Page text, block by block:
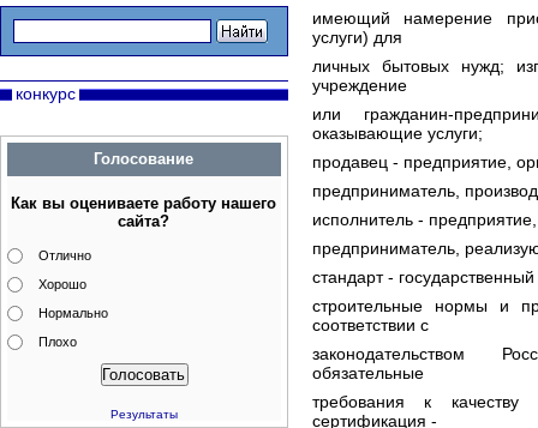
имеющий намерение
услуги) для
личных бытовых нужд;
учреждение
или гражданин-
оказывающие услуги;
продавец - предприятие,
предприниматель,
исполнитель -
предприниматель,
стандарт -
строительные нормы и
соответствии с
законодательством
обязательные
требования к качеству
сертификация -
конкурс
Голосование
Как вы оцениваете работу нашего
сайта?
Отлично
Хорошо
Нормально
Плохо
Результаты